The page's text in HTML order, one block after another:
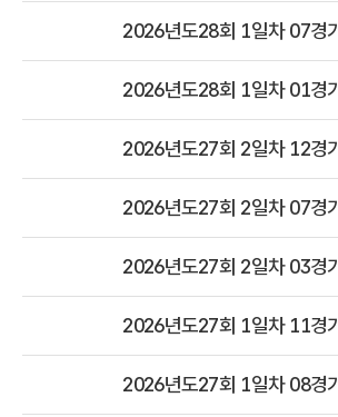
2026년도28회 1일차 07경기
2026년도28회 1일차 01경기
2026년도27회 2일차 12경기
2026년도27회 2일차 07경기
2026년도27회 2일차 03경기
2026년도27회 1일차 11경기
2026년도27회 1일차 08경기